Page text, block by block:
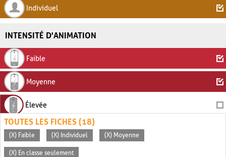
Individuel
INTENSITÉ D'ANIMATION
Faible
Moyenne
Élevée
TOUTES LES FICHES (18)
(X) Faible (X) Individuel (X) Moyenne
(X) En classe seulement